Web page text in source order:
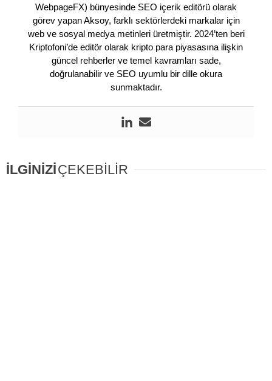
WebpageFX) bünyesinde SEO içerik editörü olarak
görev yapan Aksoy, farklı sektörlerdeki markalar için
web ve sosyal medya metinleri üretmiştir. 2024’ten beri
Kriptofoni’de editör olarak kripto para piyasasına ilişkin
güncel rehberler ve temel kavramları sade,
doğrulanabilir ve SEO uyumlu bir dille okura
sunmaktadır.
İLGİNİZİÇEKEBİLİR